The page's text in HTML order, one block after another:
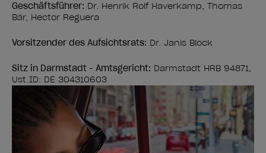
Geschäftsführer: Dr. Henrik Rolf Haverkamp, Thomas
Bär, Hector Reguera
Vorsitzender des Aufsichtsrats: Dr. Janis Block
Sitz in Darmstadt - Amtsgericht: Darmstadt HRB 94871,
Ust.ID: DE 304310603